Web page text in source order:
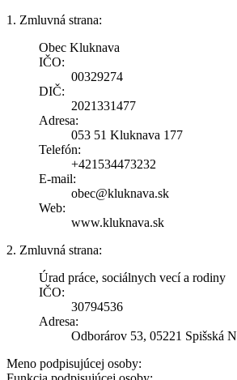
1. Zmluvná strana:
Obec Kluknava
IČO:
00329274
DIČ:
2021331477
Adresa:
053 51 Kluknava 177
Telefón:
+421534473232
E-mail:
obec@kluknava.sk
Web:
www.kluknava.sk
2. Zmluvná strana:
Úrad práce, sociálnych vecí a rodiny
IČO:
30794536
Adresa:
Odborárov 53, 05221 Spišská
Meno podpisujúcej osoby: